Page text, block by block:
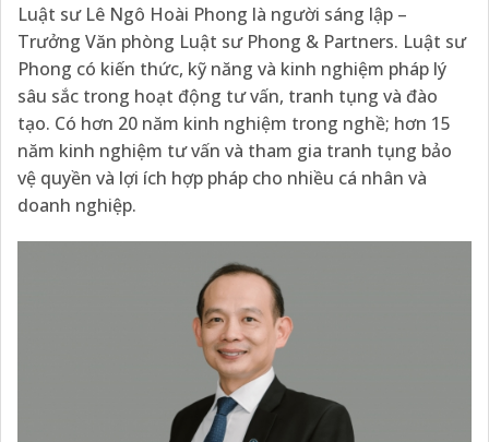
Luật sư Lê Ngô Hoài Phong là người sáng lập –
Trưởng Văn phòng Luật sư Phong & Partners. Luật sư
Phong có kiến thức, kỹ năng và kinh nghiệm pháp lý
sâu sắc trong hoạt động tư vấn, tranh tụng và đào
tạo. Có hơn 20 năm kinh nghiệm trong nghề; hơn 15
năm kinh nghiệm tư vấn và tham gia tranh tụng bảo
vệ quyền và lợi ích hợp pháp cho nhiều cá nhân và
doanh nghiệp.